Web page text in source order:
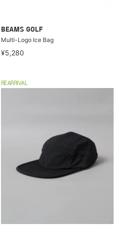
BEAMS GOLF
Multi-Logo Ice Bag
¥5,280
REARRIVAL